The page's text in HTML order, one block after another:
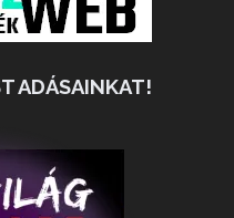
ADÁSAINKAT!